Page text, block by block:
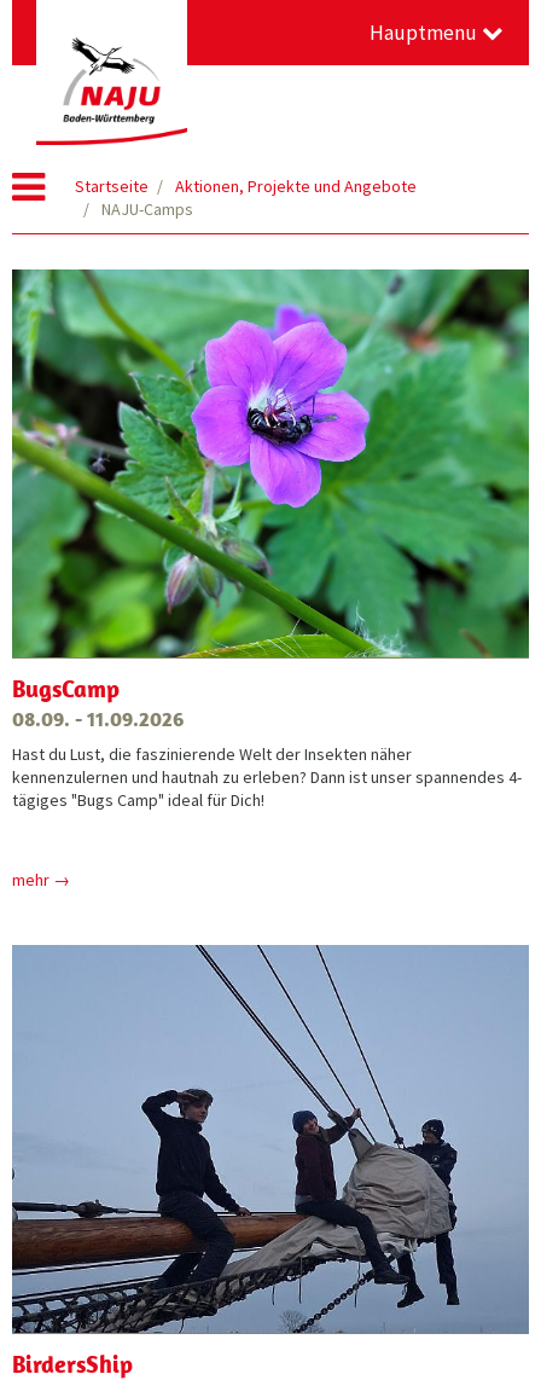
Hauptmenu
Startseite
Aktionen, Projekte und Angebote
NAJU-Camps
BugsCamp
08.09. - 11.09.2026
Hast du Lust, die faszinierende Welt der Insekten näher
kennenzulernen und hautnah zu erleben? Dann ist unser spannendes 4-
tägiges "Bugs Camp" ideal für Dich!
mehr →
BirdersShip